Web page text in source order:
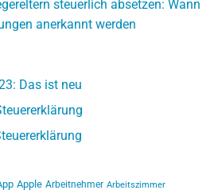
steuerlich absetzen: Wann
anerkannt werden
Das ist neu
Apple Arbeitnehmer Arbeitszimmer